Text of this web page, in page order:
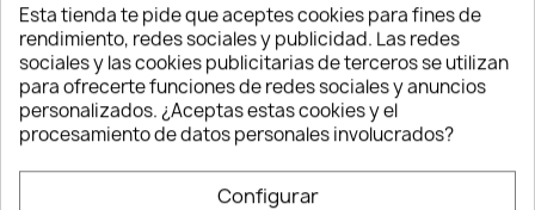
Empleada en costura para tomar
principalmente las medidas del cuerpo o
para medir secciones sobre varias
prendas. Es perfecta para todas tus
material flexible para que se adapte
Esta tienda te pide que aceptes cookies para fines de
rendimiento, redes sociales y publicidad. Las redes
sociales y las cookies publicitarias de terceros se utilizan
para ofrecerte funciones de redes sociales y anuncios
personalizados. ¿Aceptas estas cookies y el
procesamiento de datos personales involucrados?
Configurar